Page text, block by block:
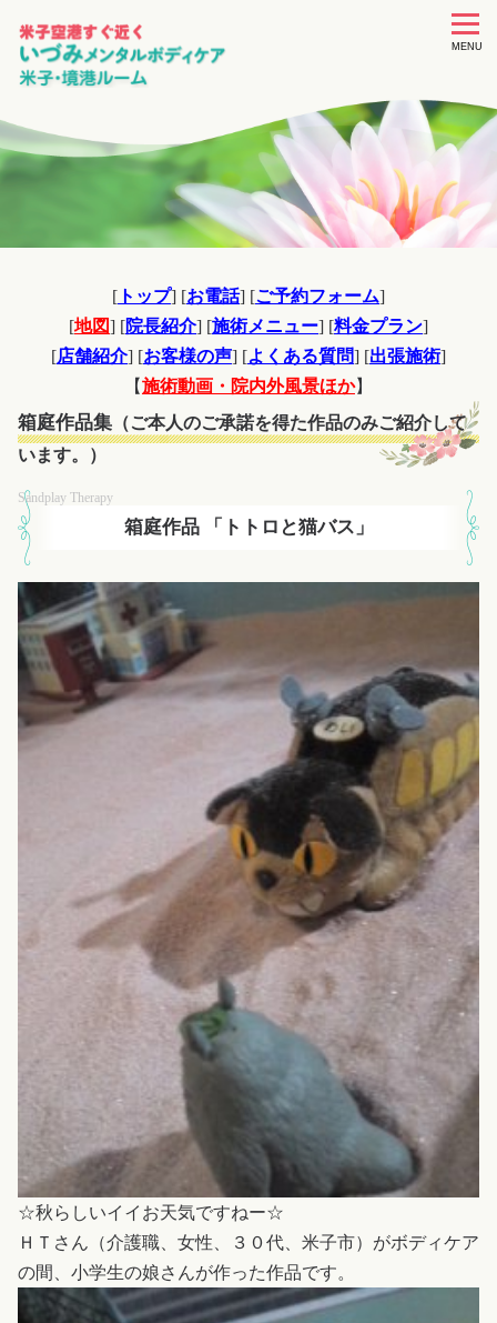
toggle
MENU
[ トップ] [お電話] [ご予約フォーム]
[地図] [院長紹介] [施術メニュー] [料金プラン]
[店舗紹介] [お客様の声] [よくある質問] [出張施術]
【施術動画・院内外風景ほか】
箱庭作品集 （ご本人のご承諾を得た作品のみご紹介して
います。）
Sandplay Therapy
箱庭作品 「トトロと猫バス」
☆秋らしいイイお天気ですねー☆
ＨＴさん（介護職、女性、３０代、米子市）がボディケア
の間、小学生の娘さんが作った作品です。